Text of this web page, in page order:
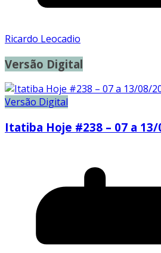
Ricardo Leocadio
Versão Digital
Versão Digital
Itatiba Hoje #238 – 07 a